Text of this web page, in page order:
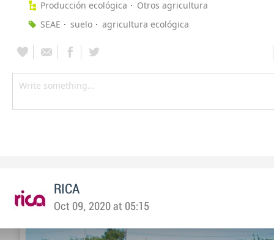
Producción ecológica
Otros agricultura
SEAE
suelo agricultura ecológica
RICA
Oct 09, 2020 at 05:15